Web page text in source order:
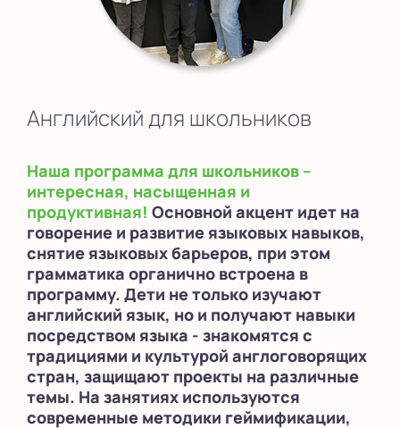
Английский для школьников
Наша программа для школьников –
интересная, насыщенная и
продуктивная! Основной акцент идет на
говорение и развитие языковых навыков,
снятие языковых барьеров, при этом
грамматика органично встроена в
программу. Дети не только изучают
английский язык, но и получают навыки
посредством языка - знакомятся с
традициями и культурой англоговорящих
стран, защищают проекты на различные
темы. На занятиях используются
современные методики геймификации,